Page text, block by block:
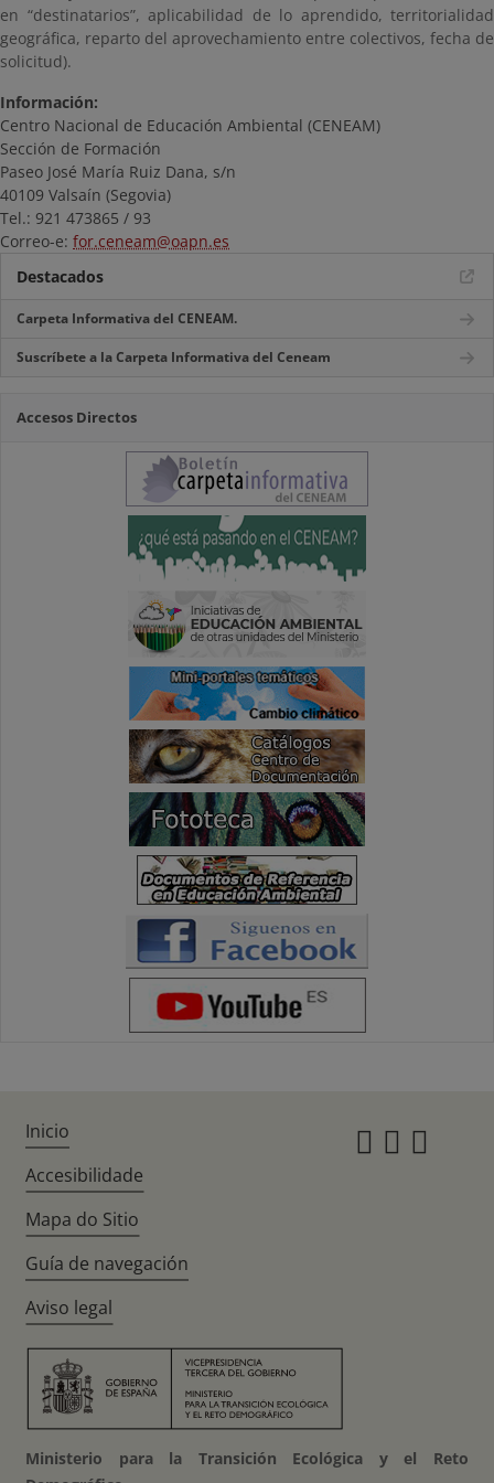
en “destinatarios”, aplicabilidad de lo aprendido, territorialidad
geográfica, reparto del aprovechamiento entre colectivos, fecha de
solicitud).
Información:
Centro Nacional de Educación Ambiental (CENEAM)
Sección de Formación
Paseo José María Ruiz Dana, s/n
40109 Valsaín (Segovia)
Tel.: 921 473865 / 93
Correo-e: for.ceneam@oapn.es
Destacados
Carpeta Informativa del CENEAM.
Suscríbete a la Carpeta Informativa del Ceneam
Accesos Directos
Inicio
Accesibilidade
Mapa do Sitio
Guía de navegación
Aviso legal
Ministerio para la Transición Ecológica y el Reto